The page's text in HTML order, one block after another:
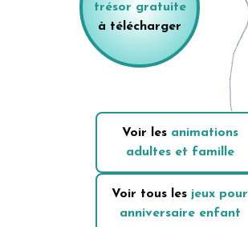
trésor gratuite
à télécharger
Voir les animations
adultes et famille
Voir tous les jeux pour
anniversaire enfant